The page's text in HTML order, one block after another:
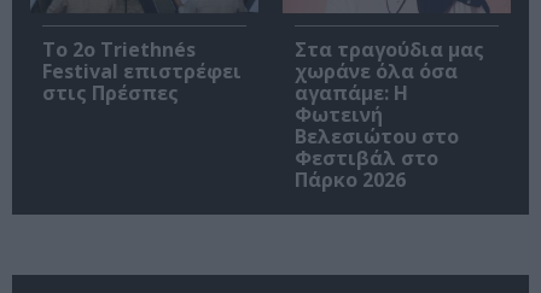
Το 2ο Triethnés
Festival επιστρέφει
στις Πρέσπες
Στα τραγούδια μας
χωράνε όλα όσα
αγαπάμε: Η
Φωτεινή
Βελεσιώτου στο
Φεστιβάλ στο
Πάρκο 2026